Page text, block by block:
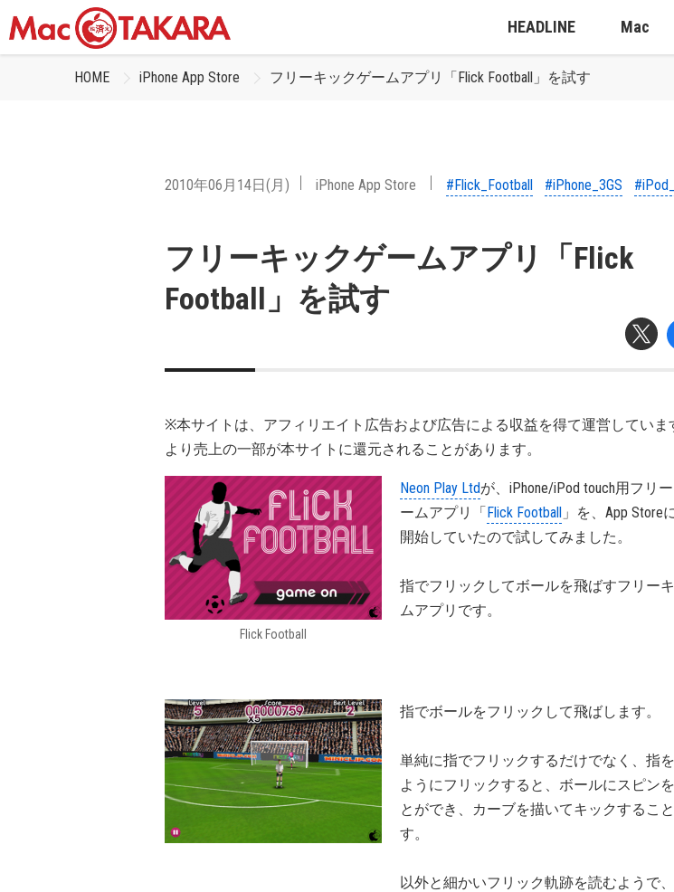
HEADLINE Mac
HOME iPhone App Store フリーキックゲームアプリ「Flick Football」を試す
2010年06月14日(月) iPhone App Store #Flick_Football #iPhone_3GS
フリーキックゲームアプリ「Flick
Football」を試す
※本サイトは、アフィリエイト広告および広告による収益を得て運営していま
より売上の一部が本サイトに還元されることがあります。
Flick Football
Neon Play Ltdが、iPhone/iPod touch用フリ
ームアプリ「Flick Football 」を、App Store
開始していたので試してみました。
指でフリックしてボールを飛ばすフリー
ムアプリです。
指でボールをフリックして飛ばします。
単純に指でフリックするだけでなく、指
ようにフリックすると、ボールにスピン
とができ、カーブを描いてキックするこ
す。
以外と細かいフリック軌跡を読むようで